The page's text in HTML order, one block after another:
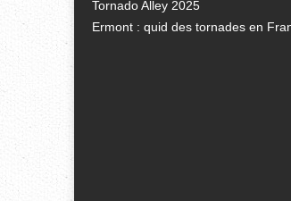
Tornado Alley 2025
Ermont : quid des tornades en